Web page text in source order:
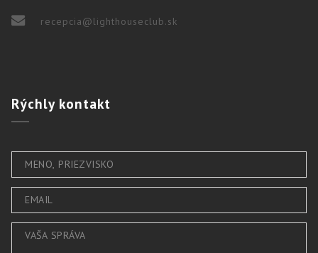
recepcia@lighthouseclub.sk
Rýchlykontakt